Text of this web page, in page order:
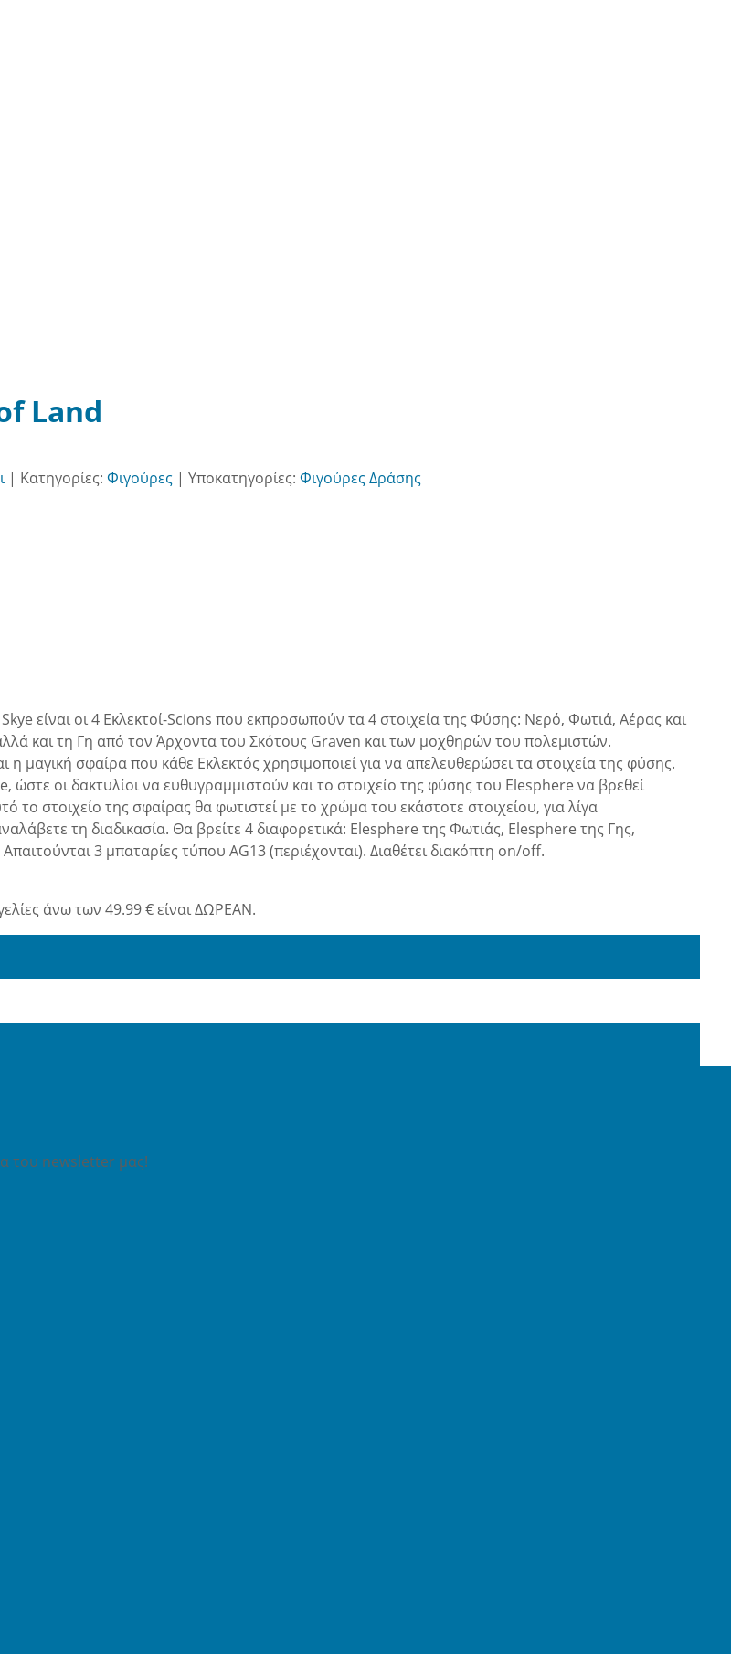
Land
| Κατηγορίες: Φιγούρες | Υποκατηγορίες: Φιγούρες Δράσης
είναι οι 4 Εκλεκτοί-Scions που εκπροσωπούν τα 4 στοιχεία της Φύσης: Νερό, Φωτιά, Αέρας και
και τη Γη από τον Άρχοντα του Σκότους Graven και των μοχθηρών του πολεμιστών.
μαγική σφαίρα που κάθε Εκλεκτός χρησιμοποιεί για να απελευθερώσει τα στοιχεία της φύσης.
οι δακτυλίοι να ευθυγραμμιστούν και το στοιχείο της φύσης του Elesphere να βρεθεί
στοιχείο της σφαίρας θα φωτιστεί με το χρώμα του εκάστοτε στοιχείου, για λίγα
τη διαδικασία. Θα βρείτε 4 διαφορετικά: Elesphere της Φωτιάς, Elesphere της Γης,
3 μπαταρίες τύπου AG13 (περιέχονται). Διαθέτει διακόπτη on/off.
άνω των 49.99 € είναι ΔΩΡΕΑΝ.
του newsletter μας!